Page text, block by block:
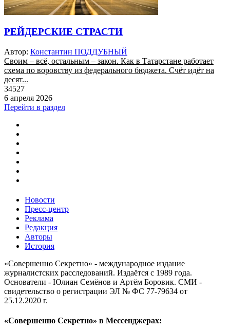
РЕЙДЕРСКИЕ СТРАСТИ
Автор: Константин ПОДДУБНЫЙ
Своим – всё, остальным – закон. Как в Татарстане работает
схема по воровству из федерального бюджета. Счёт идёт на
десят...
34527
6 апреля 2026
Перейти в раздел
Новости
Пресс-центр
Реклама
Редакция
Авторы
История
«Совершенно Секретно» - международное издание
журналистских расследований. Издаётся с 1989 года.
Основатели - Юлиан Семёнов и Артём Боровик. CМИ -
свидетельство о регистрации ЭЛ № ФС 77-79634 от
25.12.2020 г.
«Совершенно Секретно» в Мессенджерах: